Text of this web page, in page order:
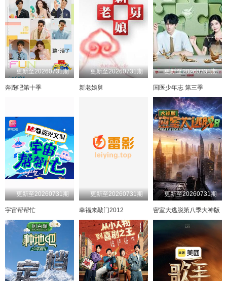
20250204 20250218 20250219 20250225
20250226 20250304 20250305 20250318
20250319 20250325 20250401
20250402 20250408 20250409 20250416
20250514
20250521 20250527 20250528
20250603 20250610 20250611 20250617
20250618 20250624 20250701 20250702
20250708 20250709 20250715 20250716
20250722 20250723 20250730 20250812
20250923 20250924 20251007 20251014
20251021 20251022 20251028
20251029 20251104 20251105 20251111
更新至20260731期
奔跑吧第十季
更新至20260731期
新老娘舅
更新至20260731期
国医少年志 第三季
更新至20260731期
宇宙帮帮忙
更新至20260731期
幸福来敲门2012
更新至20260731期
密室大逃脱第八季大神版